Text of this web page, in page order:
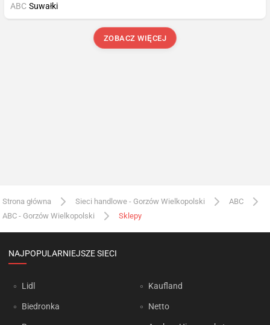
ABC Suwałki
ZOBACZ WIĘCEJ
Strona główna Sieci handlowe - Gorzów Wielkopolski
ABC
ABC - Gorzów Wielkopolski
Sklepy
NAJPOPULARNIEJSZE SIECI
Lidl
Biedronka
Kaufland
Netto